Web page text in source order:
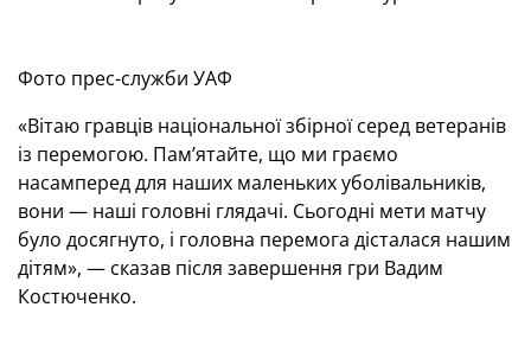
Фото прес-служби УАФ
«Вітаю гравців національної збірної серед ветеранів
із перемогою. Пам’ятайте, що ми граємо
насамперед для наших маленьких уболівальників,
вони — наші головні глядачі. Сьогодні мети матчу
було досягнуто, і головна перемога дісталася нашим
дітям», — сказав після завершення гри Вадим
Костюченко.